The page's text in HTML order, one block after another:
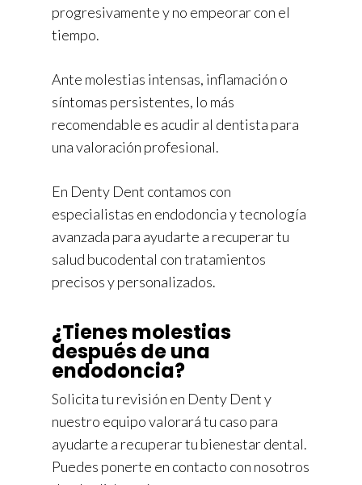
progresivamente y no empeorar con el
tiempo.
Ante molestias intensas, inflamación o
síntomas persistentes, lo más
recomendable es acudir al dentista para
una valoración profesional.
En Denty Dent contamos con
especialistas en endodoncia y tecnología
avanzada para ayudarte a recuperar tu
salud bucodental con tratamientos
precisos y personalizados.
¿Tienes molestias
después de una
endodoncia?
Solicita tu revisión en Denty Dent y
nuestro equipo valorará tu caso para
ayudarte a recuperar tu bienestar dental.
Puedes ponerte en contacto con nosotros